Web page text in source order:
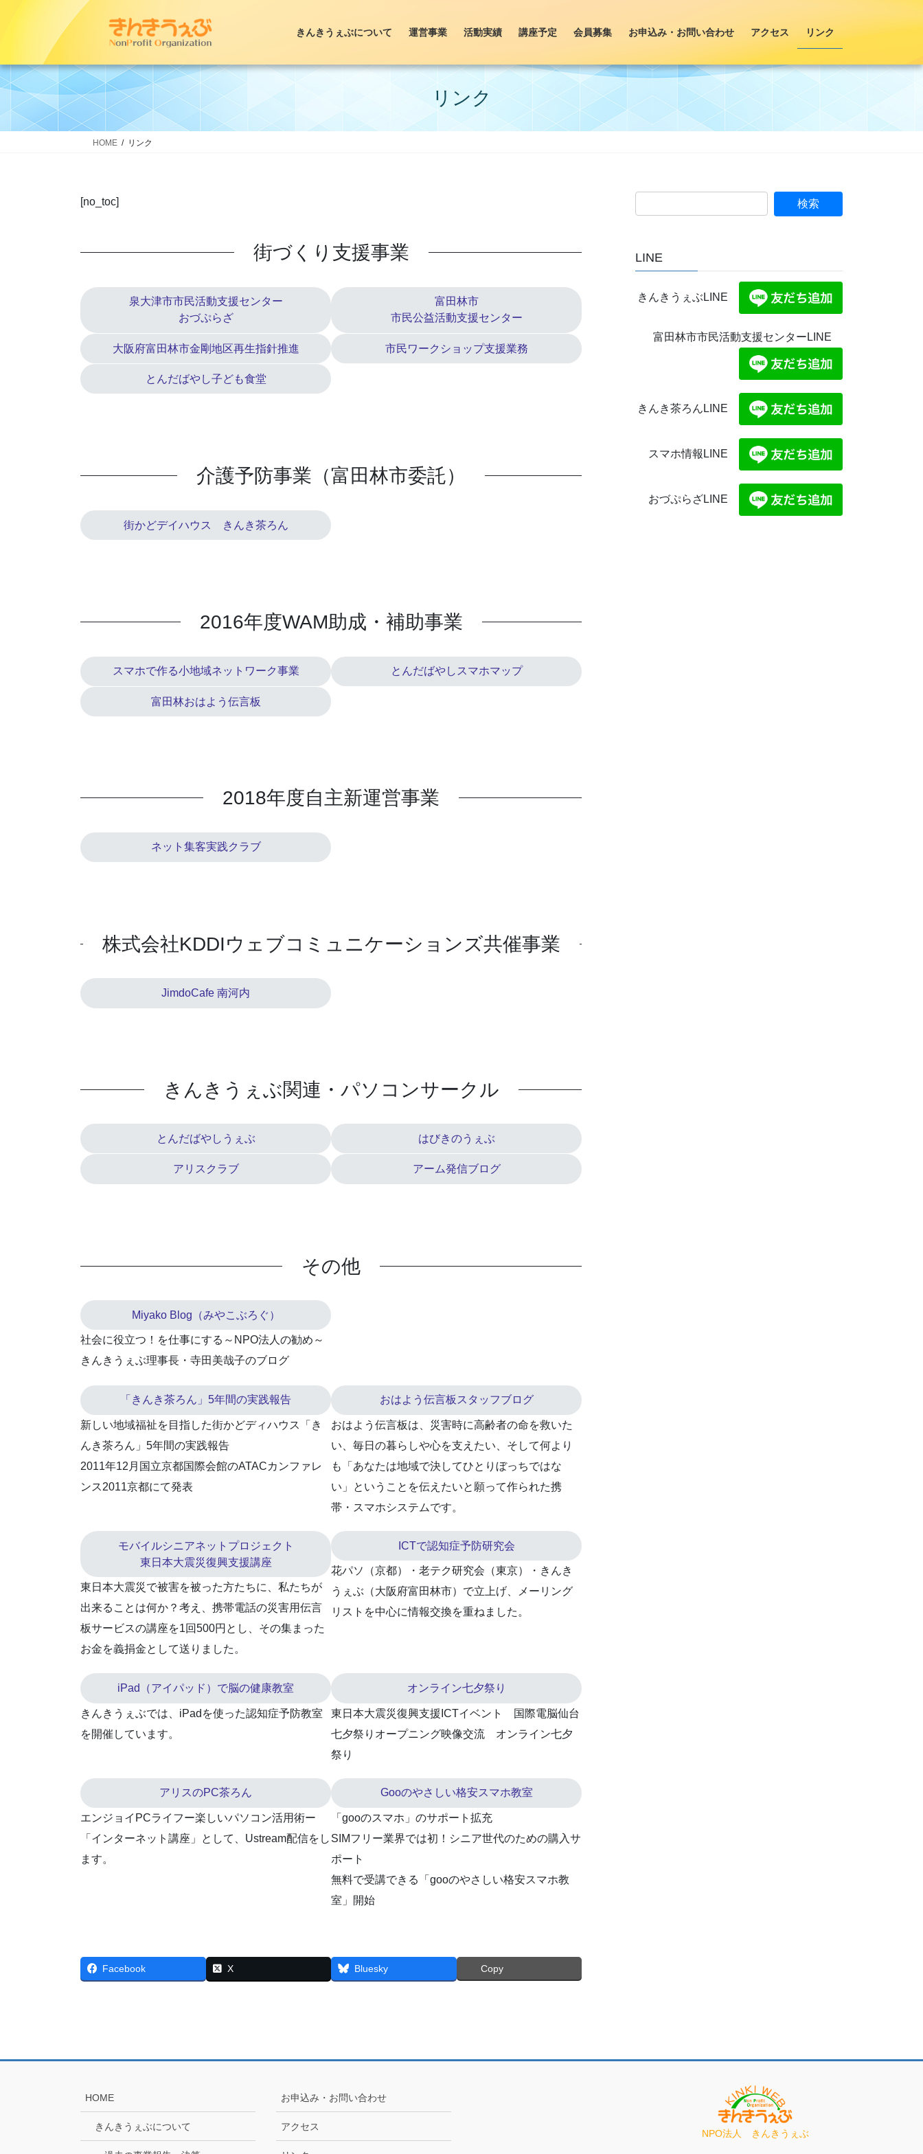
ツ
へ
シ
ョ
きんきうぇぶについて 運営事業 活動実績 講座予定 会員募集 お申込み・お問い合わせ アクセス リンク
リンク
HOME リンク
[no_toc]
街づくり支援事業
泉大津市市民活動支援センター
おづぷらざ
富田林市
市民公益活動支援センター
大阪府富田林市金剛地区再生指針推進 市民ワークショップ支援業務
とんだばやし子ども食堂
介護予防事業（富田林市委託）
街かどデイハウス きんき茶ろん
2016年度WAM助成・補助事業
スマホで作る小地域ネットワーク事業 とんだばやしスマホマップ
富田林おはよう伝言板
2018年度自主新運営事業
ネット集客実践クラブ
株式会社KDDIウェブコミュニケーションズ共催事業
JimdoCafe 南河内
きんきうぇぶ関連・パソコンサークル
とんだばやしうぇぶ はびきのうぇぶ
アリスクラブ アーム発信ブログ
その他
Miyako Blog（みやこぶろぐ）
社会に役立つ！を仕事にする～NPO法人の勧め～
きんきうぇぶ理事長・寺田美哉子のブログ
「きんき茶ろん」5年間の実践報告
新しい地域福祉を目指した街かどディハウス「き
んき茶ろん」5年間の実践報告
2011年12月国立京都国際会館のATACカンファレ
ンス2011京都にて発表
おはよう伝言板スタッフブログ
おはよう伝言板は、災害時に高齢者の命を救いた
い、毎日の暮らしや心を支えたい、そして何より
も「あなたは地域で決してひとりぼっちではな
い」ということを伝えたいと願って作られた携
帯・スマホシステムです。
モバイルシニアネットプロジェクト
東日本大震災復興支援講座
東日本大震災で被害を被った方たちに、私たちが
出来ることは何か？考え、携帯電話の災害用伝言
板サービスの講座を1回500円とし、その集まった
お金を義捐金として送りました。
ICTで認知症予防研究会
花パソ（京都）・老テク研究会（東京）・きんき
うぇぶ（大阪府富田林市）で立上げ、メーリング
リストを中心に情報交換を重ねました。
iPad（アイパッド）で脳の健康教室
きんきうぇぶでは、iPadを使った認知症予防教室
を開催しています。
オンライン七夕祭り
東日本大震災復興支援ICTイベント 国際電脳仙台
七夕祭りオープニング映像交流 オンライン七夕
祭り
アリスのPC茶ろん
エンジョイPCライフー楽しいパソコン活用術ー
「インターネット講座」として、Ustream配信をし
ます。
Gooのやさしい格安スマホ教室
「gooのスマホ」のサポート拡充
SIMフリー業界では初！シニア世代のための購入サ
ポート
無料で受講できる「gooのやさしい格安スマホ教
室」開始
Facebook X Bluesky Copy
LINE
きんきうぇぶLINE
富田林市市民活動支援センターLINE
きんき茶ろんLINE
スマホ情報LINE
おづぷらざLINE
HOME
きんきうぇぶについて
お申込み・お問い合わせ
アクセス
NPO法人 きんきうぇぶ